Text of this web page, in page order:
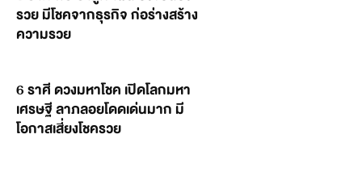
รวย มีโชคจากธุรกิจ ก่อร่างสร้าง
ความรวย
6 ราศี ดวงมหาโชค เปิดโลกมหา
เศรษฐี ลาภลอยโดดเด่นมาก มี
โอกาสเสี่ยงโชครวย